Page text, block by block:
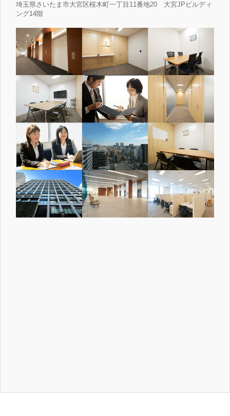
埼玉県さいたま市大宮区桜木町一丁目11番地20 大宮JPビルディ
ング14階